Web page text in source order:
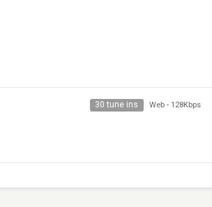
30 tune ins Web - 128Kbps